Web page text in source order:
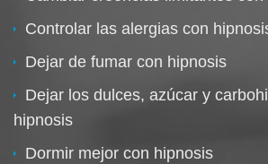
Controlar las alergias con
Dejar de fumar con hipnosis
Dejar los dulces, azúcar y
hipnosis
Dormir mejor con hipnosis